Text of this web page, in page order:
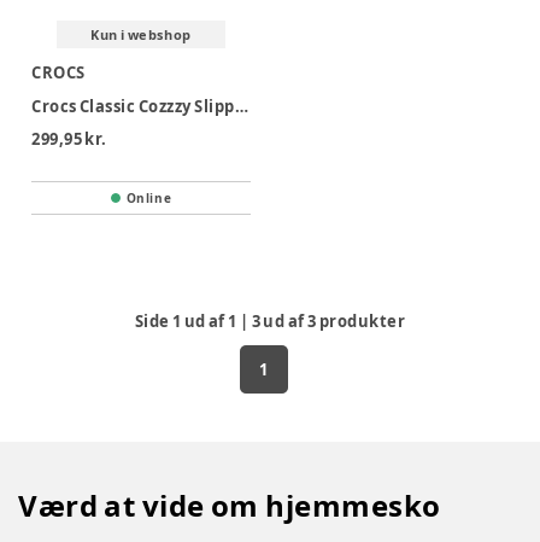
Kun i webshop
CROCS
Crocs Classic Cozzzy Slipper K - Mushroom
299,95 kr.
Online
Side 1 ud af1 | 3ud af3 produkter
1
Værd at vide om hjemmesko